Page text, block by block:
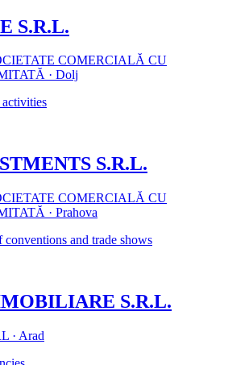
S.R.L.
COMERCIALĂ CU
· Dolj
S.R.L.
COMERCIALĂ CU
· Prahova
conventions and trade shows
S.R.L.
· Arad